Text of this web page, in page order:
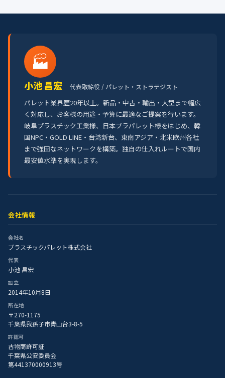
🏭
小池 昌宏 代表取締役 / パレット・ストラテジスト
パレット業界歴20年以上。新品・中古・輸出・大型まで幅広
く対応し、お客様の用途・予算に最適なご提案を行います。
岐阜プラスチック工業様、日本プラパレット様をはじめ、韓
国NPC・GOLD LINE・台湾新台、東南アジア・北米欧州各社
まで強固なネットワークを構築。独自の仕入れルートで国内
最安値水準を実現します。
会社情報
会社名
プラスチックパレット株式会社
代表
小池 昌宏
設立
2014年10月8日
所在地
〒270-1175
千葉県我孫子市青山台3-8-5
許認可
古物商許可証
千葉県公安委員会
第441370000913号